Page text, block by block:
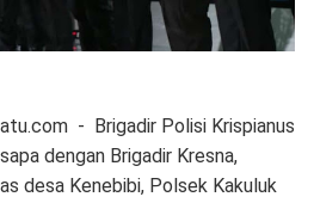
- Brigadir Polisi Krispianus
dengan Brigadir Kresna,
desa Kenebibi, Polsek Kakuluk